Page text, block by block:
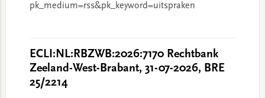
pk_medium=rss&pk_keyword=uitspraken
ECLI:NL:RBZWB:2026:7170 Rechtbank
Zeeland-West-Brabant, 31-07-2026, BRE
25/2214